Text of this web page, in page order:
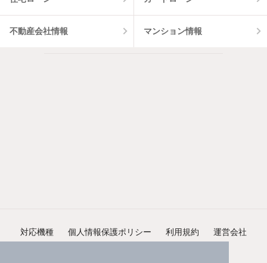
不動産会社情報 マンション情報
対応機種 個人情報保護ポリシー 利用規約 運営会社